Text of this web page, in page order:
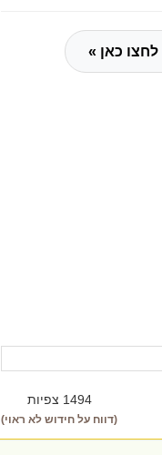
לחצו כאן »
1494 צפיות
(דווח על חידוש לא ראוי)